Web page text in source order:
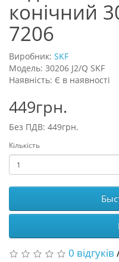
конічний
7206
Виробник: SKF
Модель: 30206 J2/Q SKF
Наявність: Є в наявності
449грн.
Без ПДВ: 449грн.
Кількість
0 відгуків